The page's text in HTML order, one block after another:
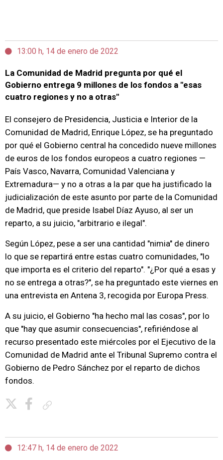
13:00 h, 14 de enero de 2022
La Comunidad de Madrid pregunta por qué el
Gobierno entrega 9 millones de los fondos a "esas
cuatro regiones y no a otras"
El consejero de Presidencia, Justicia e Interior de la
Comunidad de Madrid, Enrique López, se ha preguntado
por qué el Gobierno central ha concedido nueve millones
de euros de los fondos europeos a cuatro regiones —
País Vasco, Navarra, Comunidad Valenciana y
Extremadura— y no a otras a la par que ha justificado la
judicialización de este asunto por parte de la Comunidad
de Madrid, que preside Isabel Díaz Ayuso, al ser un
reparto, a su juicio, "arbitrario e ilegal".
Según López, pese a ser una cantidad "nimia" de dinero
lo que se repartirá entre estas cuatro comunidades, "lo
que importa es el criterio del reparto". "¿Por qué a esas y
no se entrega a otras?", se ha preguntado este viernes en
una entrevista en Antena 3, recogida por Europa Press.
A su juicio, el Gobierno "ha hecho mal las cosas", por lo
que "hay que asumir consecuencias", refiriéndose al
recurso presentado este miércoles por el Ejecutivo de la
Comunidad de Madrid ante el Tribunal Supremo contra el
Gobierno de Pedro Sánchez por el reparto de dichos
fondos.
12:47 h, 14 de enero de 2022